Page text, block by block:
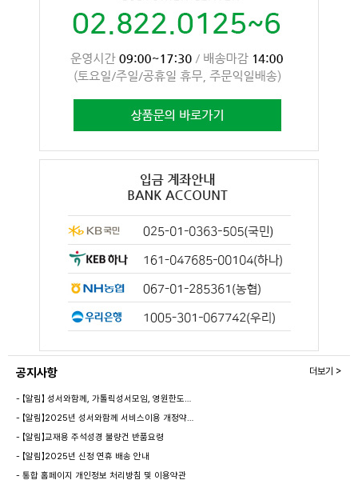
공지사항
- 【알림】 성서와함께, 가톨릭성서모임, 영원한도…
- 【알림】2025년 성서와함께 서비스이용 개정약…
- 【알림】교재용 주석성경 불량건 반품요령
- 【알림】2025년 신정 연휴 배송 안내
- 통합 홈페이지 개인정보 처리방침 및 이용약관
더보기 >